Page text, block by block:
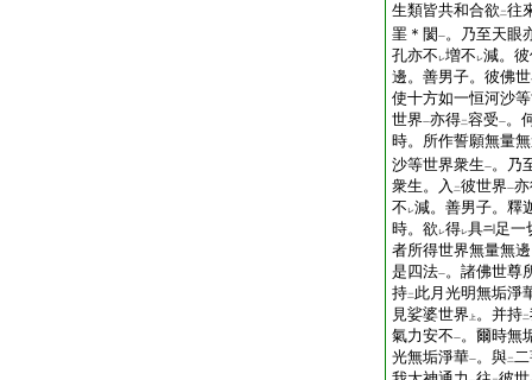
生類皆共和合欲 二往
罣＊閡 一。乃至天眼
孔亦不 レ増不 レ減。
邊。善男子。彼佛
使十方如一恒河沙
世界一亦得二容受一。
時。所作誓願無量
沙等世界衆生一。乃
衆生。入 二彼世界一
不 レ減。善男子。釋
時。欲 レ得レ具
足一
者所得世界無量無
是四法一。諸佛世尊
持二 此月光明無垢淨
見娑婆世界
上 。并持二
氣力安不一。爾時無
光無垢淨華一。與二